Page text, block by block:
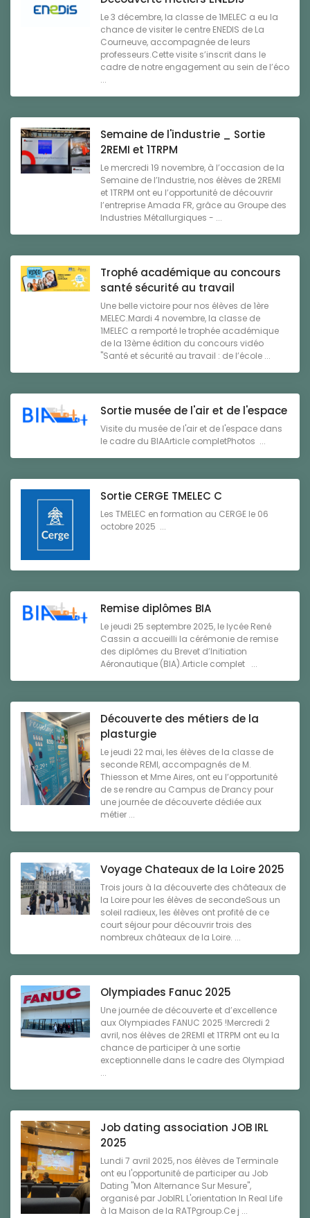
Le 3 décembre, la classe de 1MELEC a eu la
chance de visiter le centre ENEDIS de La
Courneuve, accompagnée de leurs
professeurs.Cette visite s’inscrit dans le
cadre de notre engagement au sein de l’éco
...
Semaine de l'industrie _ Sortie
2REMI et 1TRPM
Le mercredi 19 novembre, à l’occasion de la
Semaine de l’Industrie, nos élèves de 2REMI
et 1TRPM ont eu l’opportunité de découvrir
l’entreprise Amada FR, grâce au Groupe des
Industries Métallurgiques - ...
Trophé académique au concours
santé sécurité au travail
Une belle victoire pour nos élèves de 1ère
MELEC.Mardi 4 novembre, la classe de
1MELEC a remporté le trophée académique
de la 13ème édition du concours vidéo
"Santé et sécurité au travail : de l’école ...
Sortie musée de l'air et de l'espace
Visite du musée de l'air et de l'espace dans
le cadre du BIAArticle completPhotos ...
Sortie CERGE TMELEC C
Les TMELEC en formation au CERGE le 06
octobre 2025 ...
Remise diplômes BIA
Le jeudi 25 septembre 2025, le lycée René
Cassin a accueilli la cérémonie de remise
des diplômes du Brevet d’Initiation
Aéronautique (BIA).Article complet ...
Découverte des métiers de la
plasturgie
Le jeudi 22 mai, les élèves de la classe de
seconde REMI, accompagnés de M.
Thiesson et Mme Aires, ont eu l’opportunité
de se rendre au Campus de Drancy pour
une journée de découverte dédiée aux
métier ...
Voyage Chateaux de la Loire 2025
Trois jours à la découverte des châteaux de
la Loire pour les élèves de secondeSous un
soleil radieux, les élèves ont profité de ce
court séjour pour découvrir trois des
nombreux châteaux de la Loire. ...
Olympiades Fanuc 2025
Une journée de découverte et d’excellence
aux Olympiades FANUC 2025 !Mercredi 2
avril, nos élèves de 2REMI et 1TRPM ont eu la
chance de participer à une sortie
exceptionnelle dans le cadre des Olympiad
...
Job dating association JOB IRL
2025
Lundi 7 avril 2025, nos élèves de Terminale
ont eu l'opportunité de participer au Job
Dating "Mon Alternance Sur Mesure",
organisé par JobIRL L'orientation In Real Life
à la Maison de la RATPgroup.Ce j ...